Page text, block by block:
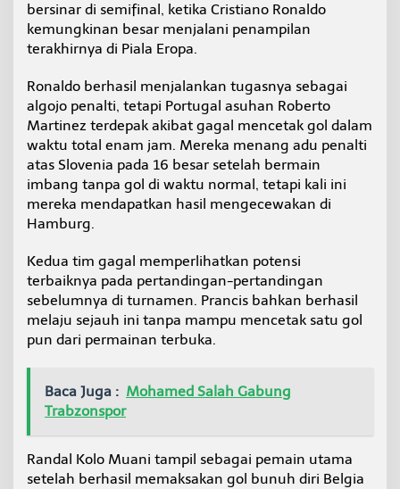
bersinar di semifinal, ketika Cristiano Ronaldo
kemungkinan besar menjalani penampilan
terakhirnya di Piala Eropa.
Ronaldo berhasil menjalankan tugasnya sebagai
algojo penalti, tetapi Portugal asuhan Roberto
Martinez terdepak akibat gagal mencetak gol dalam
waktu total enam jam. Mereka menang adu penalti
atas Slovenia pada 16 besar setelah bermain
imbang tanpa gol di waktu normal, tetapi kali ini
mereka mendapatkan hasil mengecewakan di
Hamburg.
Kedua tim gagal memperlihatkan potensi
terbaiknya pada pertandingan-pertandingan
sebelumnya di turnamen. Prancis bahkan berhasil
melaju sejauh ini tanpa mampu mencetak satu gol
pun dari permainan terbuka.
Baca Juga : Mohamed Salah Gabung
Trabzonspor
Randal Kolo Muani tampil sebagai pemain utama
setelah berhasil memaksakan gol bunuh diri Belgia